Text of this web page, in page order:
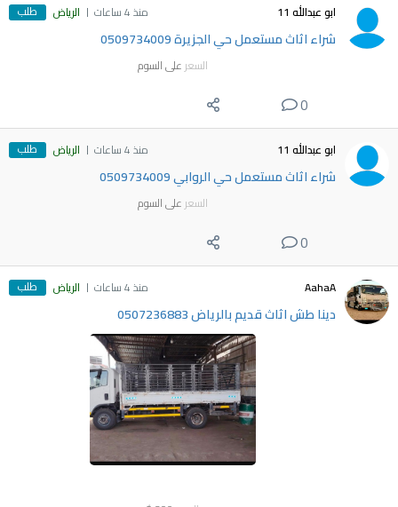
ابو عبدالله 11 منذ 4 ساعات الرياض طلب
شراء اثاث مستعمل حي الجزيرة 0509734009
السعر على السوم
0
ابو عبدالله 11 منذ 4 ساعات الرياض طلب
شراء اثاث مستعمل حي الروابي 0509734009
السعر على السوم
0
AahaA منذ 4 ساعات الرياض طلب
دينا طش اثاث قديم بالرياض 0507236883